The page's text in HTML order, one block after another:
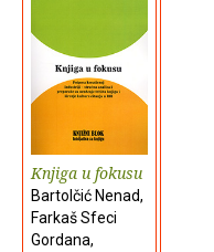
Knjiga u fokusu
Bartolčić Nenad,
Farkaš Sfeci
Gordana,